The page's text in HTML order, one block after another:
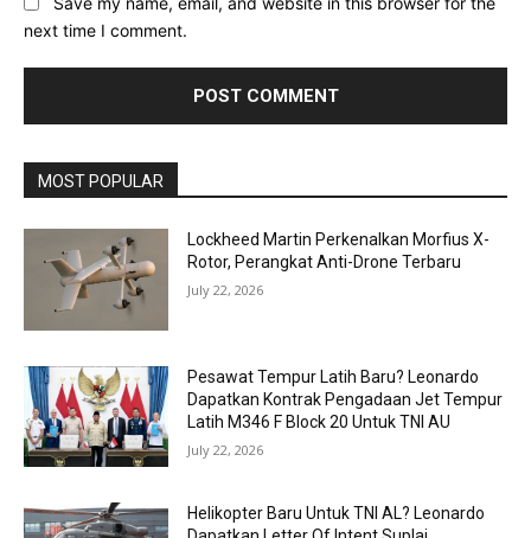
next time I comment.
MOST POPULAR
Lockheed Martin Perkenalkan Morfius X-
Rotor, Perangkat Anti-Drone Terbaru
July 22, 2026
Pesawat Tempur Latih Baru? Leonardo
Dapatkan Kontrak Pengadaan Jet Tempur
Latih M346 F Block 20 Untuk TNI AU
July 22, 2026
Helikopter Baru Untuk TNI AL? Leonardo